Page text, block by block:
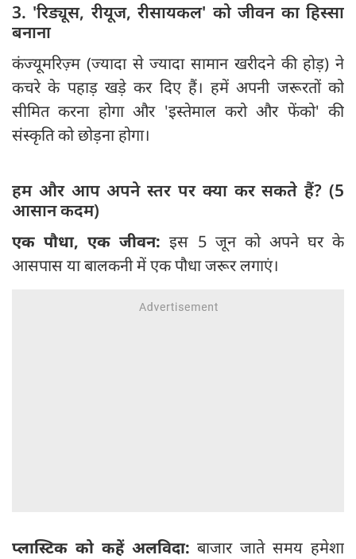
3. 'रिड्यूस, रीयूज, रीसायकल' को जीवन का हिस्सा
बनाना
कंज्यूमरिज़्म (ज्यादा से ज्यादा सामान खरीदने की होड़) ने
कचरे के पहाड़ खड़े कर दिए हैं। हमें अपनी जरूरतों को
सीमित करना होगा और 'इस्तेमाल करो और फेंको' की
संस्कृति को छोड़ना होगा।
हम और आप अपने स्तर पर क्या कर सकते हैं? (5
आसान कदम)
एक पौधा, एक जीवन:इस 5 जून को अपने घर के
आसपास या बालकनी में एक पौधा जरूर लगाएं।
प्लास्टिक को कहें अलविदा:बाजार जाते समय हमेशा